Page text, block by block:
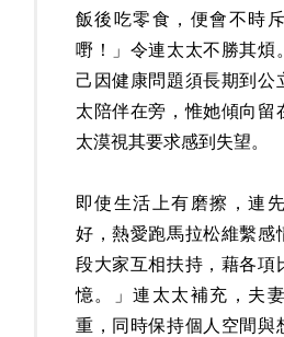
飯後吃零食，便會不時
嘢！」令連太太不勝其煩
己因健康問題須長期到公
太陪伴在旁，惟她傾向留
太漠視其要求感到失望。
即使生活上有磨擦，連
好，熱愛跑馬拉松維繫感
段大家互相扶持，藉各項
憶。」連太太補充，夫
重，同時保持個人空間與